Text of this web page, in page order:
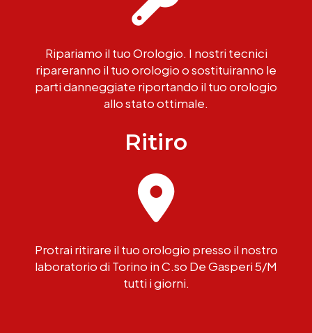
Ripariamo il tuo Orologio. I nostri tecnici
ripareranno il tuo orologio o sostituiranno le
parti danneggiate riportando il tuo orologio
allo stato ottimale.
Ritiro
Protrai ritirare il tuo orologio presso il nostro
laboratorio di Torino in C.so De Gasperi 5/M
tutti i giorni.